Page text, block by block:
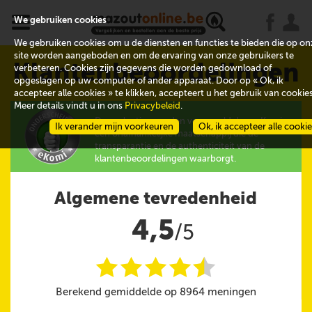
x
Klantenbeoordelingen
De evaluaties worden verzameld door eKomi,
een onafhankelijke maatschappij die de
transparantie en de authenticiteit van de
klantenbeoordelingen waarborgt.
Algemene tevredenheid
4,5/5
iiiii
@
Berekend gemiddelde op 8964 meningen
We gebruiken cookies
We gebruiken cookies om u de diensten en functies te bieden die op
site worden aangeboden en om de ervaring van onze gebruikers te
verbeteren. Cookies zijn gegevens die worden gedownload of
opgeslagen op uw computer of ander apparaat. Door op « Ok, ik
accepteer alle cookies » te klikken, accepteert u het gebruik van
Meer details vindt u in ons Privacybeleid .
Ok, ik accepteer alle
Ik verander mijn voorkeuren